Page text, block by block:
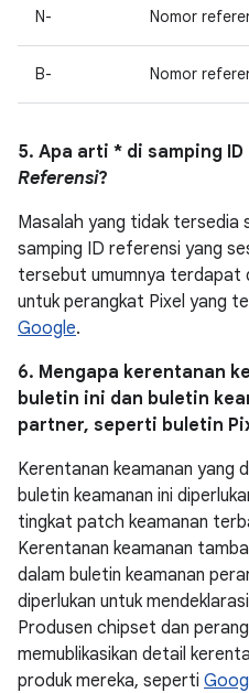
N- Nomor
B- Nomor
5. Apa arti * di samping
Referensi?
Masalah yang tidak tersedia
samping ID referensi yang
tersebut umumnya terdapat
untuk perangkat Pixel yang
Google.
6. Mengapa kerentanan
buletin ini dan buletin
partner, seperti buletin
Kerentanan keamanan yang
buletin keamanan ini
tingkat patch keamanan
Kerentanan keamanan
dalam buletin keamanan
diperlukan untuk
Produsen chipset dan
memublikasikan detail
produk mereka, seperti